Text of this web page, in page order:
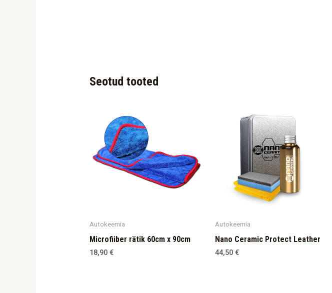
Seotud tooted
Autokeemia
Microfiiber rätik 60cm x 90cm
18,90 €
Autokeemia
Nano Ceramic Protect Leather
44,50€